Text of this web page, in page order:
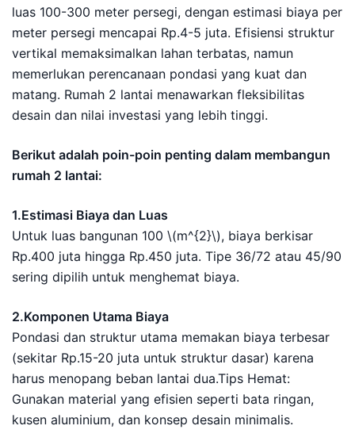
luas 100-300 meter persegi, dengan estimasi biaya per
meter persegi mencapai Rp.4-5 juta. Efisiensi struktur
vertikal memaksimalkan lahan terbatas, namun
memerlukan perencanaan pondasi yang kuat dan
matang. Rumah 2 lantai menawarkan fleksibilitas
desain dan nilai investasi yang lebih tinggi.
Berikut adalah poin-poin penting dalam membangun
rumah 2 lantai:
1.Estimasi Biaya dan Luas
Untuk luas bangunan 100 \(m^{2}\), biaya berkisar
Rp.400 juta hingga Rp.450 juta. Tipe 36/72 atau 45/90
sering dipilih untuk menghemat biaya.
2.Komponen Utama Biaya
Pondasi dan struktur utama memakan biaya terbesar
(sekitar Rp.15-20 juta untuk struktur dasar) karena
harus menopang beban lantai dua.Tips Hemat:
Gunakan material yang efisien seperti bata ringan,
kusen aluminium, dan konsep desain minimalis.